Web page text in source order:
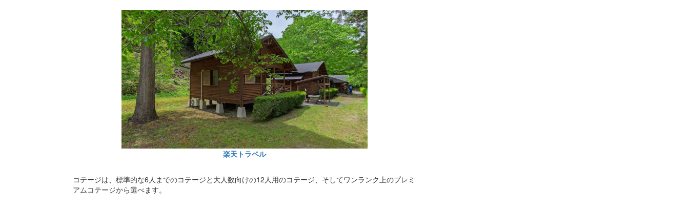
楽天トラベル
コテージは、標準的な6人までのコテージと大人数向けの12人用のコテージ、そしてワンランク上のプレミ
アムコテージから選べます。